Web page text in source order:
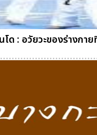
โด : อวัยวะของร่างกาย